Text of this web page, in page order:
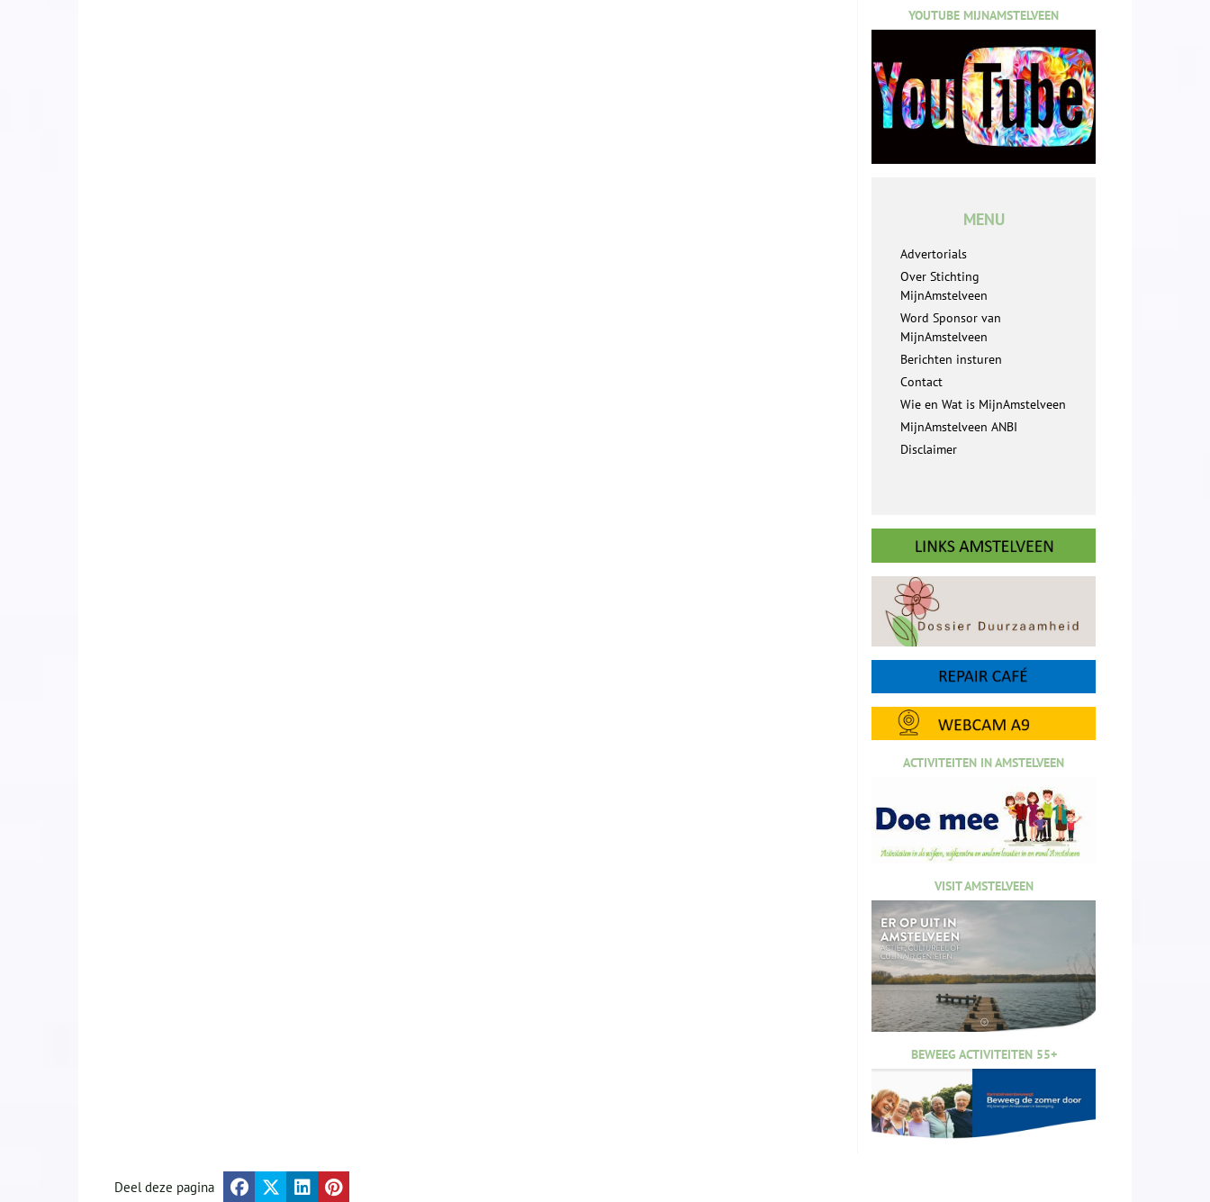
YOUTUBE MIJNAMSTELVEEN
MENU
Advertorials
Over Stichting
MijnAmstelveen
Word Sponsor van
MijnAmstelveen
Berichten insturen
Contact
Wie en Wat is MijnAmstelveen
MijnAmstelveen ANBI
Disclaimer
ACTIVITEITEN IN AMSTELVEEN
VISIT AMSTELVEEN
BEWEEG ACTIVITEITEN 55+
Deel deze pagina